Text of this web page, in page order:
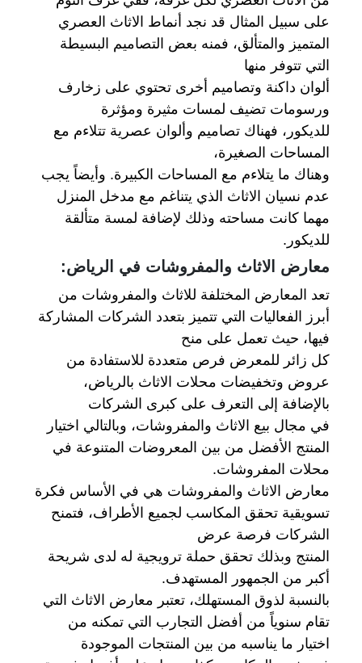
على سبيل المثال قد نجد أنماط الاثاث العصري
المتميز والمتألق، فمنه بعض التصاميم البسيطة
التي تتوفر منها
ألوان داكنة وتصاميم أخرى تحتوي على زخارف
ورسومات تضيف لمسات مثيرة ومؤثرة
للديكور، فهناك تصاميم وألوان عصرية تتلاءم مع
المساحات الصغيرة،
وهناك ما يتلاءم مع المساحات الكبيرة. وأيضاً يجب
عدم نسيان الاثاث الذي يتناغم مع مدخل المنزل
مهما كانت مساحته وذلك لإضافة لمسة متألقة
للديكور.
معارض الاثاث والمفروشات في الرياض:
تعد المعارض المختلفة للاثاث والمفروشات من
أبرز الفعاليات التي تتميز بتعدد الشركات المشاركة
فيها، حيث تعمل على منح
كل زائر للمعرض فرص متعددة للاستفادة من
عروض وتخفيضات محلات الاثاث بالرياض،
بالإضافة إلى التعرف على كبرى الشركات
في مجال بيع الاثاث والمفروشات، وبالتالي اختيار
المنتج الأفضل من بين المعروضات المتنوعة في
محلات المفروشات.
معارض الاثاث والمفروشات هي في الأساس فكرة
تسويقية تحقق المكاسب لجميع الأطراف، فتمنح
الشركات فرصة عرض
المنتج وبذلك تحقق حملة ترويجية له لدى شريحة
أكبر من الجمهور المستهدف.
بالنسبة لذوق المستهلك، تعتبر معارض الاثاث التي
تقام سنوياً من أفضل التجارب التي تمكنه من
اختيار ما يناسبه من بين المنتجات الموجودة